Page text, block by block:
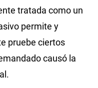
tratada como un
permite y
pruebe ciertos
causó la